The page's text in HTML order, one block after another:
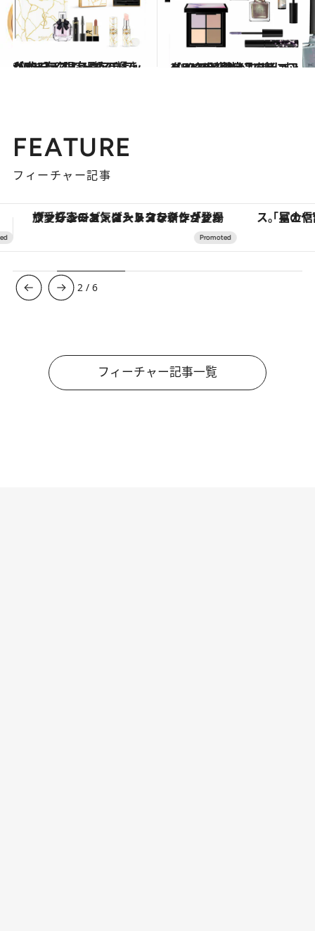
2023.9.27
【YSL】クリスマスコフレ2023 ＆限定品をチェック！ ジュエリー級の輝きが唯一無二
ビューティ＆ヘルス 2023.9.23
【KATE】クリスマスコフレ2023 ＆限定品をチェック！ “ひらめき”で楽しむメイクを堪能
ビューティ＆ヘルス
FEATURE
フィーチャー記事
「星のや富士」でデジタルデトックス。冨士信仰の歴史を辿り、心身を調える。
3 /6
フィーチャー記事一覧